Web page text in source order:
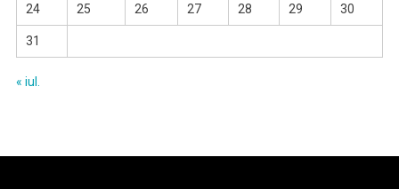
24 25 26 27 28 29 30
31
« iul.